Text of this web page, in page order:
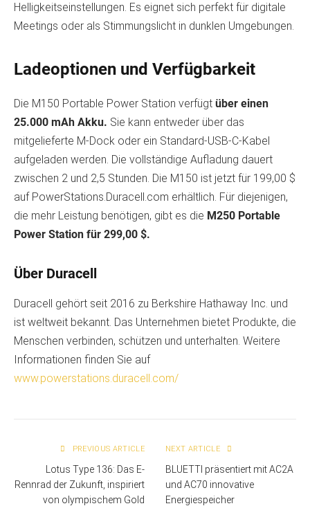
Helligkeitseinstellungen. Es eignet sich perfekt für digitale
Meetings oder als Stimmungslicht in dunklen Umgebungen.
Ladeoptionen und Verfügbarkeit
Die M150 Portable Power Station verfügt über einen
25.000 mAh Akku. Sie kann entweder über das
mitgelieferte M-Dock oder ein Standard-USB-C-Kabel
aufgeladen werden. Die vollständige Aufladung dauert
zwischen 2 und 2,5 Stunden. Die M150 ist jetzt für 199,00 $
auf PowerStations.Duracell.com erhältlich. Für diejenigen,
die mehr Leistung benötigen, gibt es die M250 Portable
Power Station für 299,00 $.
Über Duracell
Duracell gehört seit 2016 zu Berkshire Hathaway Inc. und
ist weltweit bekannt. Das Unternehmen bietet Produkte, die
Menschen verbinden, schützen und unterhalten. Weitere
Informationen finden Sie auf
www.powerstations.duracell.com/
PREVIOUS ARTICLE
Lotus Type 136: Das E-
Rennrad der Zukunft, inspiriert
von olympischem Gold
NEXT ARTICLE
BLUETTI präsentiert mit AC2A
und AC70 innovative
Energiespeicher